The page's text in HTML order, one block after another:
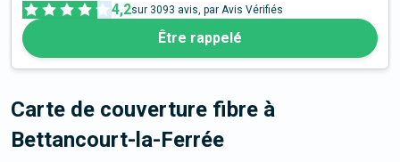
4,2sur 3093 avis, par Avis Vérifiés
Être rappelé
Carte de couverture fibre à
Bettancourt-la-Ferrée